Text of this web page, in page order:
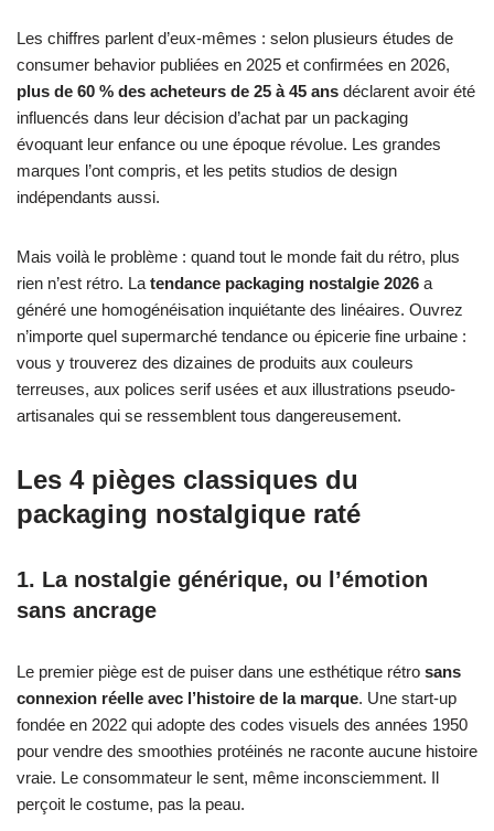
Les chiffres parlent d’eux-mêmes : selon plusieurs études de
consumer behavior publiées en 2025 et confirmées en 2026,
plus de 60 % des acheteurs de 25 à 45 ans déclarent avoir été
influencés dans leur décision d’achat par un packaging
évoquant leur enfance ou une époque révolue. Les grandes
marques l’ont compris, et les petits studios de design
indépendants aussi.
Mais voilà le problème : quand tout le monde fait du rétro, plus
rien n’est rétro. La tendance packaging nostalgie 2026 a
généré une homogénéisation inquiétante des linéaires. Ouvrez
n’importe quel supermarché tendance ou épicerie fine urbaine :
vous y trouverez des dizaines de produits aux couleurs
terreuses, aux polices serif usées et aux illustrations pseudo-
artisanales qui se ressemblent tous dangereusement.
Les 4 pièges classiques du
packaging nostalgique raté
1. La nostalgie générique, ou l’émotion
sans ancrage
Le premier piège est de puiser dans une esthétique rétro sans
connexion réelle avec l’histoire de la marque. Une start-up
fondée en 2022 qui adopte des codes visuels des années 1950
pour vendre des smoothies protéinés ne raconte aucune histoire
vraie. Le consommateur le sent, même inconsciemment. Il
perçoit le costume, pas la peau.